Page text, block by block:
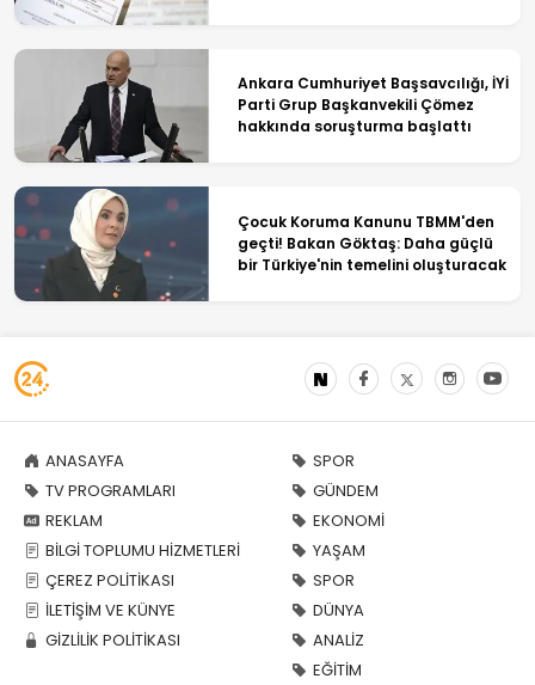
Ankara Cumhuriyet Başsavcılığı, İYİ
Parti Grup Başkanvekili Çömez
hakkında soruşturma başlattı
Çocuk Koruma Kanunu TBMM'den
geçti! Bakan Göktaş: Daha güçlü
bir Türkiye'nin temelini oluşturacak
ANASAYFA
TV PROGRAMLARI
REKLAM
BİLGİ TOPLUMU HİZMETLERİ
ÇEREZ POLİTİKASI
İLETİŞİM VE KÜNYE
GİZLİLİK POLİTİKASI
SPOR
GÜNDEM
EKONOMİ
YAŞAM
SPOR
DÜNYA
ANALİZ
EĞİTİM